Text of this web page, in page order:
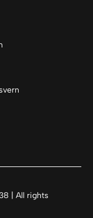
| All rights